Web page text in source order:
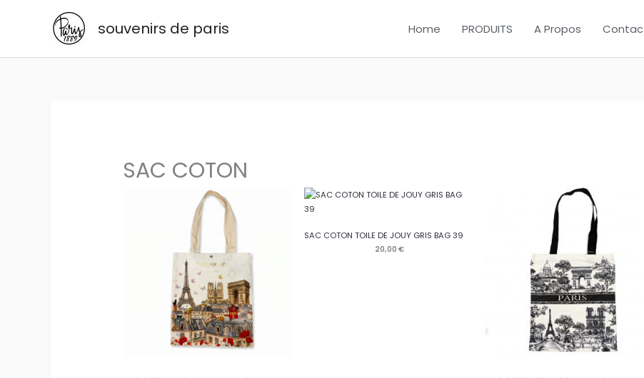
souvenirs de paris Home PRODUITS A Propos
SAC COTON
SAC COTON TOILE DE JOUY GRIS BAG 39
20,00 €